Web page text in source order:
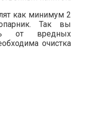
как минимум 2
Так вы
от вредных
очистка